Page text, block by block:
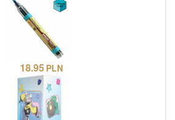
18.95 PLN